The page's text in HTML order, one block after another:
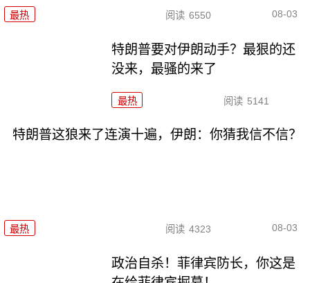
最热 阅读 6550 08-03
特朗普要对伊朗动手？最狠的还
没来，最骚的来了
最热 阅读 5141
特朗普这狼来了连演十遍，伊朗：你猜我信不信？
最热 阅读 4323 08-03
政治自杀！菲律宾防长，你这是